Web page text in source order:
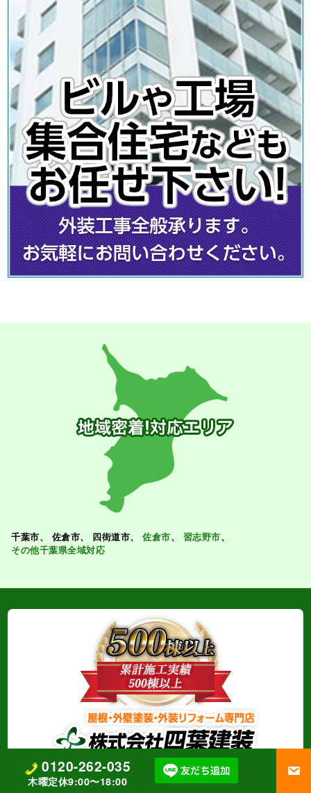
0120-262-035
木曜定休9:00〜18:00
千葉市 佐倉市 四街道市 佐倉市
習志野市
その他千葉県全域対応
〒284-0043 千葉県四街道市めいわ2-6-10